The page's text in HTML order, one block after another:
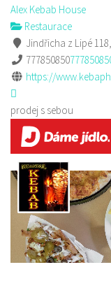
Alex Kebab House
Restaurace
Jindřicha z Lipé
777850850
https://
prodej s sebou